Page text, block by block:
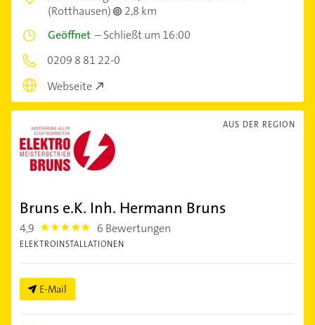
(Rotthausen)
2,8 km
Geöffnet –Schließt um 16:00
0209 8 81 22-0
Webseite
AUS DER REGION
Bruns e.K. Inh. Hermann Bruns
4,9 4.9 6 Bewertungen
ELEKTROINSTALLATIONEN
E-Mail